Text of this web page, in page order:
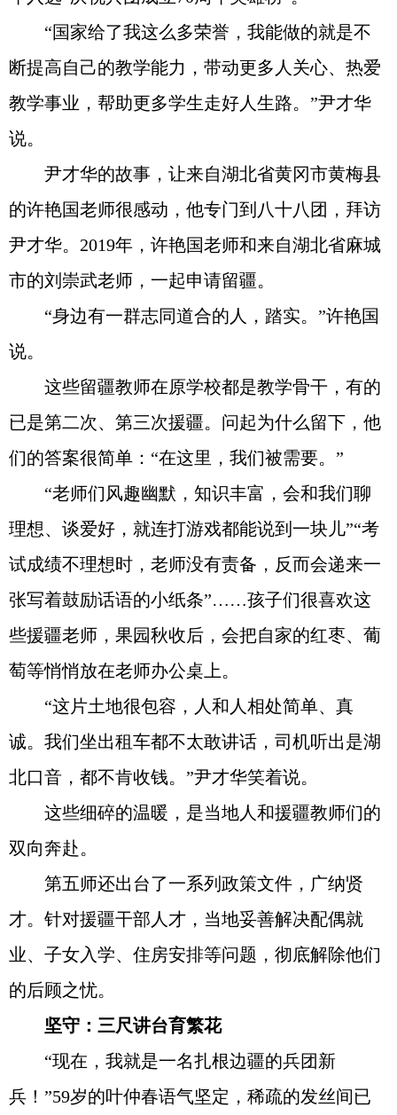
“国家给了我这么多荣誉，我能做的就是不
断提高自己的教学能力，带动更多人关心、热爱
教学事业，帮助更多学生走好人生路。”尹才华
说。
尹才华的故事，让来自湖北省黄冈市黄梅县
的许艳国老师很感动，他专门到八十八团，拜访
尹才华。2019年，许艳国老师和来自湖北省麻城
市的刘崇武老师，一起申请留疆。
“身边有一群志同道合的人，踏实。”许艳国
说。
这些留疆教师在原学校都是教学骨干，有的
已是第二次、第三次援疆。问起为什么留下，他
们的答案很简单：“在这里，我们被需要。”
“老师们风趣幽默，知识丰富，会和我们聊
理想、谈爱好，就连打游戏都能说到一块儿”“考
试成绩不理想时，老师没有责备，反而会递来一
张写着鼓励话语的小纸条”……孩子们很喜欢这
些援疆老师，果园秋收后，会把自家的红枣、葡
萄等悄悄放在老师办公桌上。
“这片土地很包容，人和人相处简单、真
诚。我们坐出租车都不太敢讲话，司机听出是湖
北口音，都不肯收钱。”尹才华笑着说。
这些细碎的温暖，是当地人和援疆教师们的
双向奔赴。
第五师还出台了一系列政策文件，广纳贤
才。针对援疆干部人才，当地妥善解决配偶就
业、子女入学、住房安排等问题，彻底解除他们
的后顾之忧。
坚守：三尺讲台育繁花
“现在，我就是一名扎根边疆的兵团新
兵！”59岁的叶仲春语气坚定，稀疏的发丝间已